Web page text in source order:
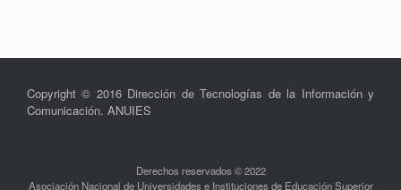
Copyright © 2016 Dirección de Tecnologías de la Información y
Comunicación. ANUIES
Derechos reservados © 2022
Asociación Nacional de Universidades e Instituciones de Educación Superior